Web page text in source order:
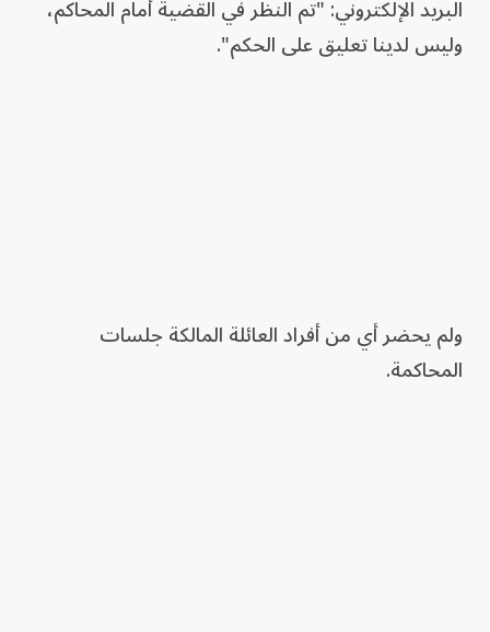
البريد الإلكتروني: "تم النظر في القضية أمام المحاكم،
وليس لدينا تعليق على الحكم".
ولم يحضر أي من أفراد العائلة المالكة جلسات
المحاكمة.